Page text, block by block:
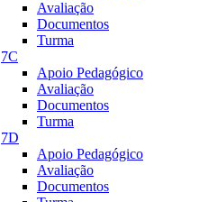
Avaliação
Documentos
Turma
7C
Apoio Pedagógico
Avaliação
Documentos
Turma
7D
Apoio Pedagógico
Avaliação
Documentos